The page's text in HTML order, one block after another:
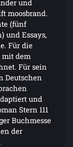
und
moosbrand.
(fünf
und Essays,
Für die
mit dem
Für sein
Deutschen
und
Stern 111
Buchmesse
der